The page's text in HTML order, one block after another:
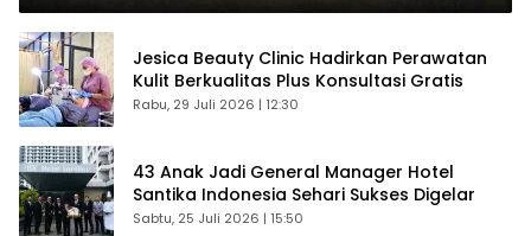
Jesica Beauty Clinic Hadirkan Perawatan
Kulit Berkualitas Plus Konsultasi Gratis
Rabu, 29 Juli 2026 | 12:30
43 Anak Jadi General Manager Hotel
Santika Indonesia Sehari Sukses Digelar
Sabtu, 25 Juli 2026 | 15:50